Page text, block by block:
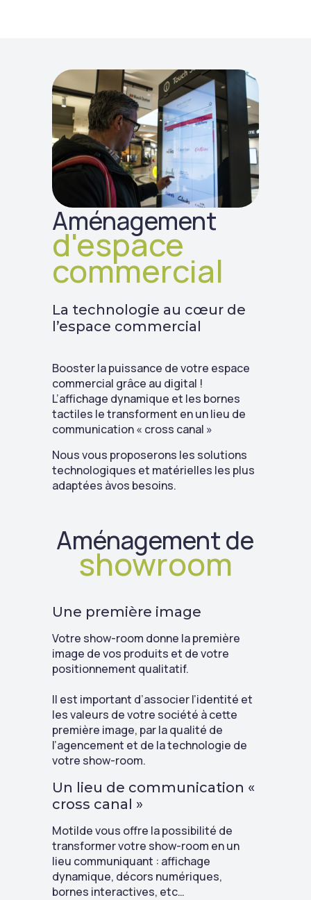
Aménagement
d'espace
commercial
La technologie au cœur de
l’espace commercial
Booster la puissance de votre espace
commercial grâce au digital !
L’affichage dynamique et les bornes
tactiles le transforment en un lieu de
communication « cross canal »
Nous vous proposerons les solutions
technologiques et matérielles les plus
adaptées àvos besoins.
Aménagement de
showroom
Une première image
Votre show-room donne la première
image de vos produits et de votre
positionnement qualitatif.
Il est important d’associer l’identité et
les valeurs de votre société à cette
première image, par la qualité de
l’agencement et de la technologie de
votre show-room.
Un lieu de communication «
cross canal »
Motilde vous offre la possibilité de
transformer votre show-room en un
lieu communiquant : affichage
dynamique, décors numériques,
bornes interactives, etc…